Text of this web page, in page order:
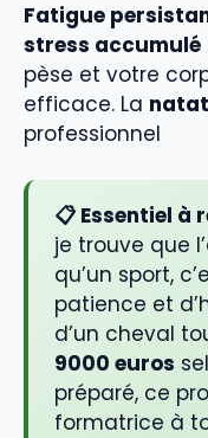
Fatigue
stress accumulé
pèse et votre
efficace. La
professionnel
📋 Essentiel à
je trouve que
qu’un sport,
patience et
d’un cheval
9000 euros
préparé, ce
formatrice à